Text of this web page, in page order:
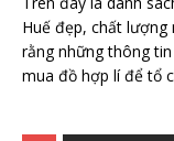
Huế đẹp, chất
rằng những thông
mua đồ hợp lí để tổ